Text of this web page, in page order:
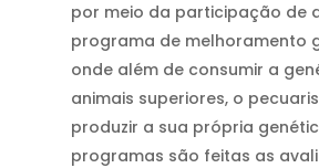
por meio da participação de
programa de melhoramento
onde além de consumir a
animais superiores, o
produzir a sua própria
programas são feitas as